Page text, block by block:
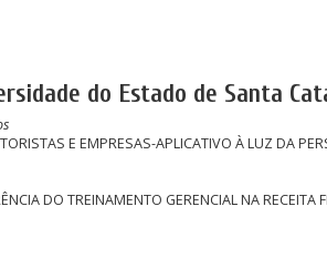
do Estado de Santa
E EMPRESAS-APLICATIVO À LUZ DA
DO TREINAMENTO GERENCIAL NA RECEITA